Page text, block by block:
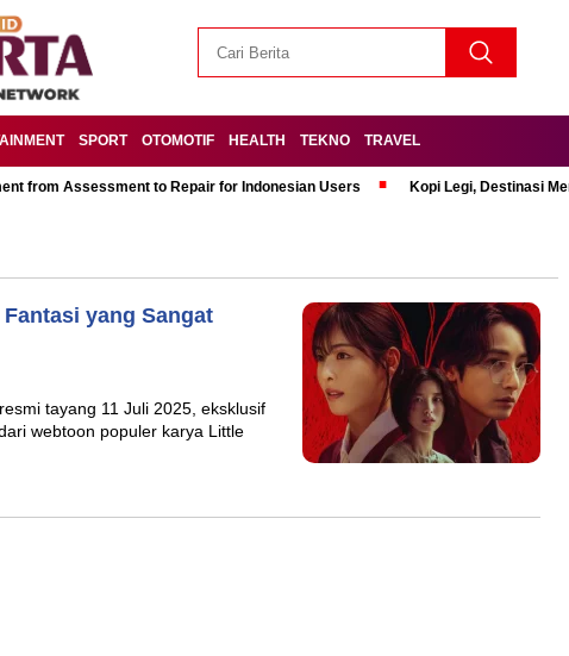
SPORT OTOMOTIF HEALTH TEKNO TRAVEL
from Assessment to Repair for Indonesian Users Kopi Legi, Destinasi
yang Sangat
tayang 11 Juli 2025, eksklusif
webtoon populer karya Little